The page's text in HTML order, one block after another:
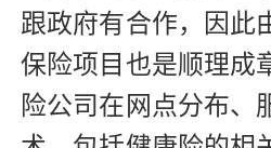
跟政府有合作，因此
保险项目也是顺理成
险公司在网点分布、